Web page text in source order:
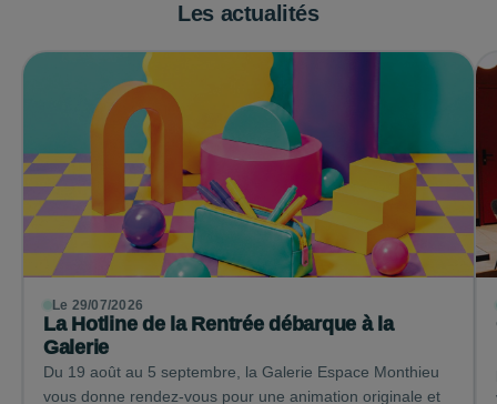
Les actualités
Le 29/07/2026
La Hotline de la Rentrée débarque à la
Galerie
Du 19 août au 5 septembre, la Galerie Espace Monthieu
vous donne rendez-vous pour une animation originale et